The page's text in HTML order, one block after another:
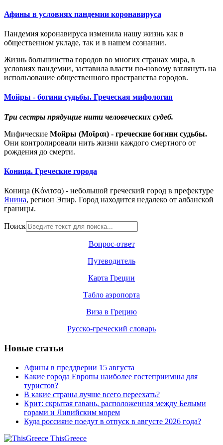
Афины в условиях пандемии коронавируса
Пандемия коронавируса изменила нашу жизнь как в
общественном укладе, так и в нашем сознании.
Жизнь большинства городов во многих странах мира, в
условиях пандемии, заставила власти по-новому взглянуть на
использование общественного пространства городов.
Мойры - богини судьбы. Греческая мифология
Три сестры прядущие нити человеческих судеб.
Мифические Мойры (Μοῖραι) - греческие богини судьбы.
Они контролировали нить жизни каждого смертного от
рождения до смерти.
Коница. Греческие города
Коница (Κόνιτσα) - небольшой греческий город в префектуре
Янина, регион Эпир. Город находится недалеко от албанской
границы.
Поиск
Вопрос-ответ
Путеводитель
Карта Греции
Табло аэропорта
Виза в Грецию
Русско-греческий словарь
Новые статьи
Афины в преддверии 15 августа
Какие города Европы наиболее гостеприимны для
туристов?
В какие страны лучше всего переехать?
Крит: скрытая гавань, расположенная между Белыми
горами и Ливийским морем
Куда россияне поедут в отпуск в августе 2026 года?
ThisGreece